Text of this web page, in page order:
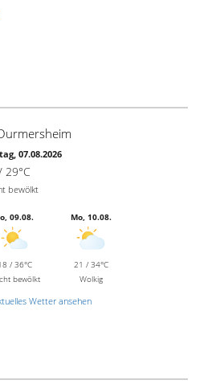
07.08.2026
29°C
bewölkt
09.08.
/ 36°C
bewölkt
Mo, 10.08.
21 / 34°C
Wolkig
Wetter ansehen